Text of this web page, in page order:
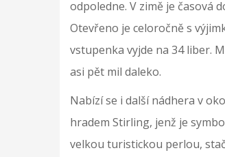
odpoledne. V zimě je časová
Otevřeno je celoročně s
vstupenka vyjde na 34 liber.
asi pět mil daleko.
Nabízí se i další nádhera v
hradem Stirling, jenž je
velkou turistickou perlou,